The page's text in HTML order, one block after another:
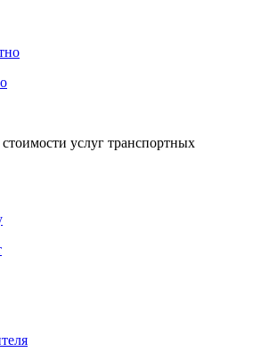
услуг транспортных